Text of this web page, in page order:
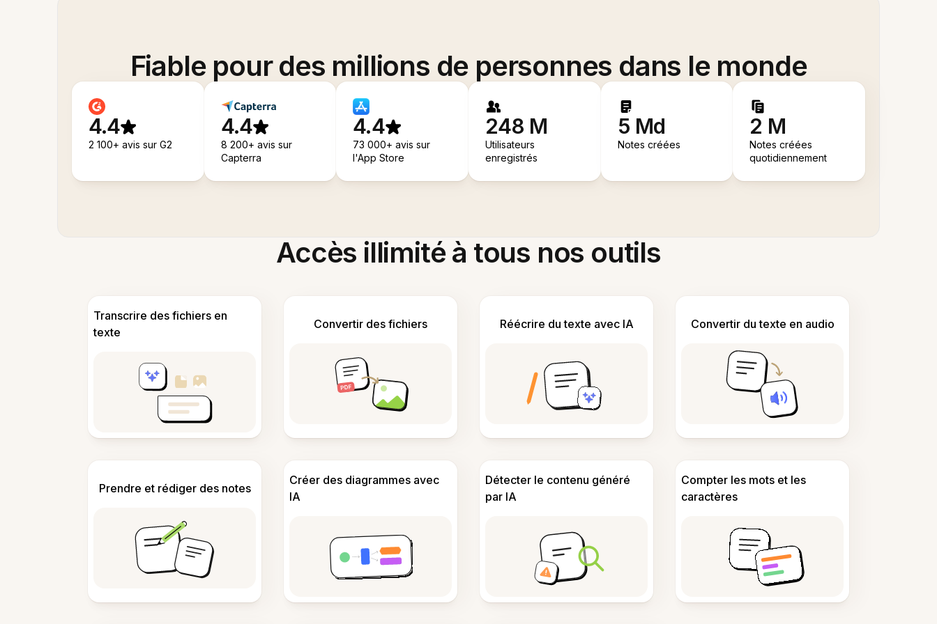
Fiable pour des millions de personnes dans le monde
4.4
2 100+ avis sur G2
4.4
8 200+ avis sur
Capterra
4.4
73 000+ avis sur
l'App Store
248 M
Utilisateurs
enregistrés
5 Md
Notes créées
2 M
Notes créées
quotidiennement
Accès illimité à tous nos outils
Transcrire des fichiers en
texte
Convertir des fichiers Réécrire du texte avec IA Convertir du texte en audio
Prendre et rédiger des notes
Créer des diagrammes avec
IA
Détecter le contenu généré
par IA
Compter les mots et les
caractères